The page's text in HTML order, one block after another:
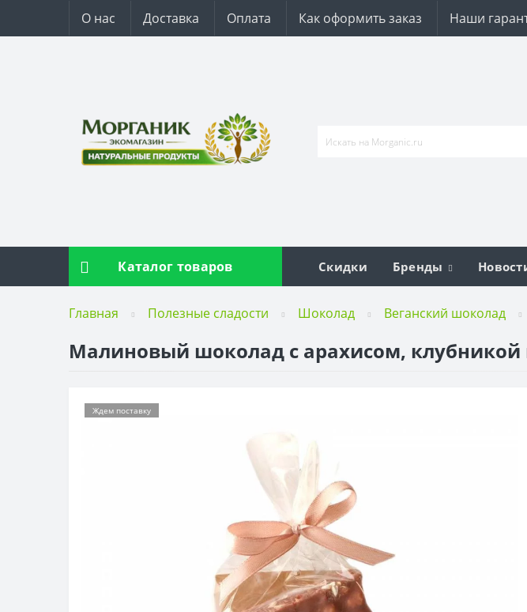
О нас Доставка Оплата Как оформить заказ Наши
Каталог товаров Скидки Бренды
Главная Полезные сладости Шоколад Веганский шоколад
Малиновый шоколад с арахисом, клубникой
Ждем поставку